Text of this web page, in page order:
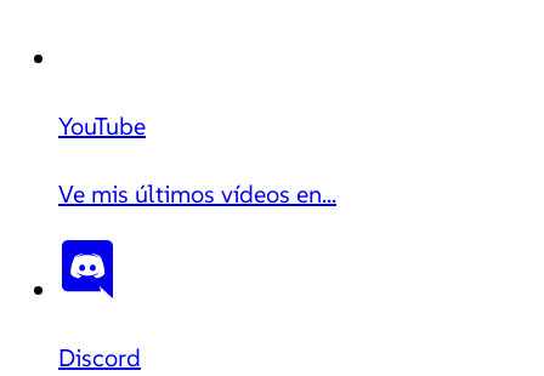
YouTube
Ve mis últimos vídeos en...
Discord